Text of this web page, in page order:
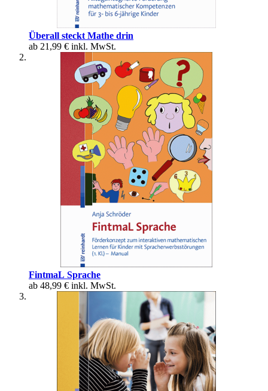
Überall steckt Mathe drin
ab 21,99 € inkl. MwSt.
FintmaL Sprache
ab 48,99 € inkl. MwSt.